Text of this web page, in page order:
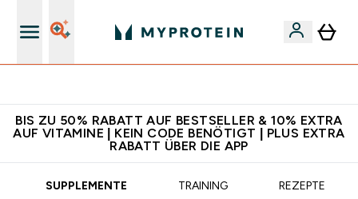
BIS ZU 50% RABATT AUF BESTSELLER & 10% EXTRA
AUF VITAMINE | KEIN CODE BENÖTIGT | PLUS EXTRA
RABATT ÜBER DIE APP
SUPPLEMENTE TRAINING REZEPTE